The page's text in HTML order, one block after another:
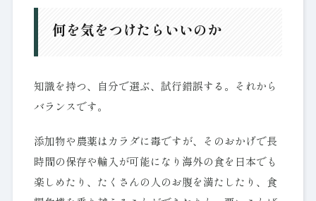
何を気をつけたらいいのか
知識を持つ、自分で選ぶ、試行錯誤する。それから
バランスです。
添加物や農薬はカラダに毒ですが、そのおかげで長
時間の保存や輸入が可能になり海外の食を日本でも
楽しめたり、たくさんの人のお腹を満たしたり、食